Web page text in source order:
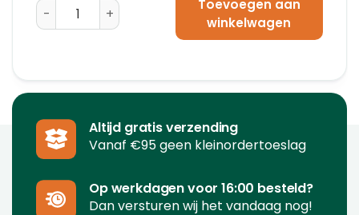
Opvulpapiermachine ActivaPaper® Power+ PA6000
Toevoegen aan
winkelwagen
Altijd gratis verzending
Vanaf €95 geen kleinordertoeslag
Op werkdagen voor 16:00 besteld?
Dan versturen wij het vandaag nog!